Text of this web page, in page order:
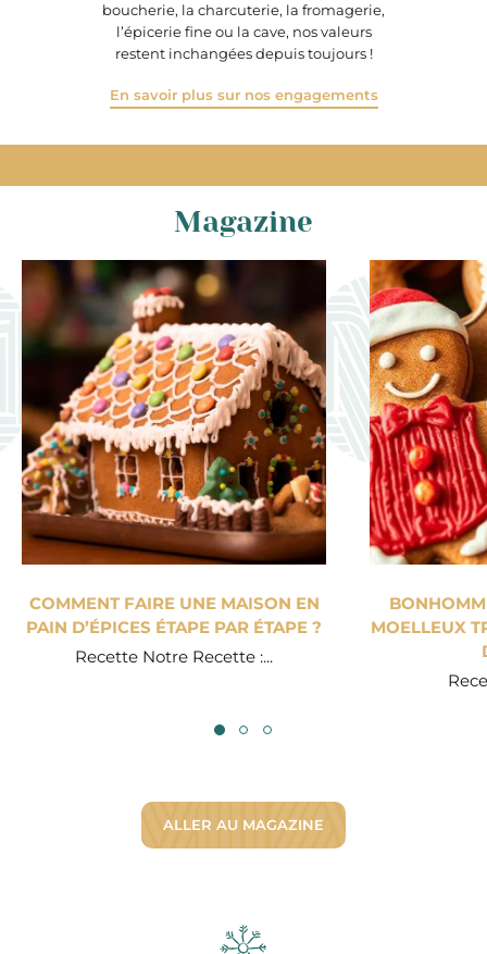
boucherie, la charcuterie, la fromagerie,
l’épicerie fine ou la cave, nos valeurs
restent inchangées depuis toujours !
En savoir plus sur nos engagements
Magazine
COMMENT FAIRE UNE MAISON EN
PAIN D’ÉPICES ÉTAPE PAR ÉTAPE ?
Recette Notre Recette :...
MOELLEUX
ALLER AU MAGAZINE